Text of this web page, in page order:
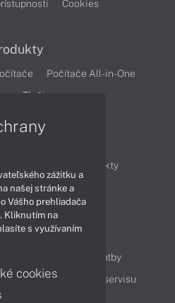
Cookies
Počítače All-in-One
Tlačiarne
Produkty
Videá
Možnosti doručenia a platby
služby Cenník servisu
zážitku a
našej stránke a
Vášho prehliadača
Kliknutím na
s využívaním
cookies